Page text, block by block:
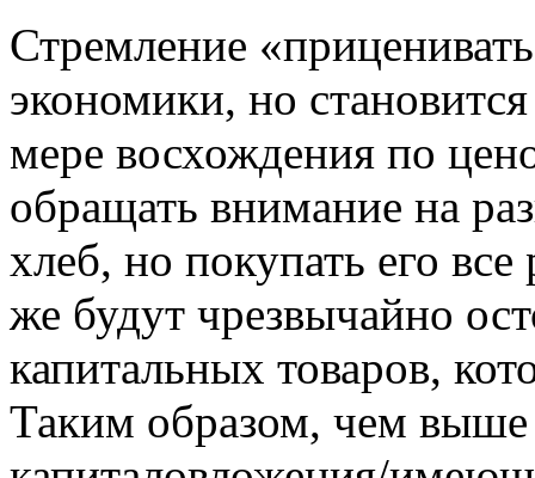
Стремление
экономики, но
мере восхождения по
обращать внимание на
хлеб, но покупать его
же будут чрезвычайно
капитальных товаров,
Таким образом, чем